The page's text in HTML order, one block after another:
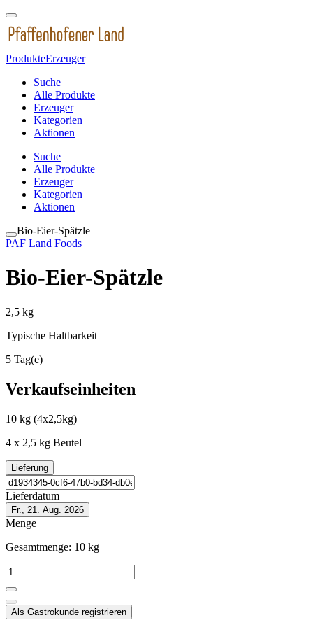
ProdukteErzeuger
Suche
Alle Produkte
Erzeuger
Kategorien
Aktionen
Suche
Alle Produkte
Erzeuger
Kategorien
Aktionen
Bio-Eier-Spätzle
PAF Land Foods
Bio-Eier-Spätzle
2,5 kg
Typische Haltbarkeit
5 Tag(e)
Verkaufseinheiten
10 kg (4x2,5kg)
4 x 2,5 kg Beutel
Lieferung
Lieferdatum
Fr., 21. Aug. 2026
Menge
Gesamtmenge: 10 kg
Als Gastrokunde registrieren